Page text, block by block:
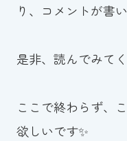
り、コメントが書
是非、読んでみてく
ここで終わらず、
欲しいです✨